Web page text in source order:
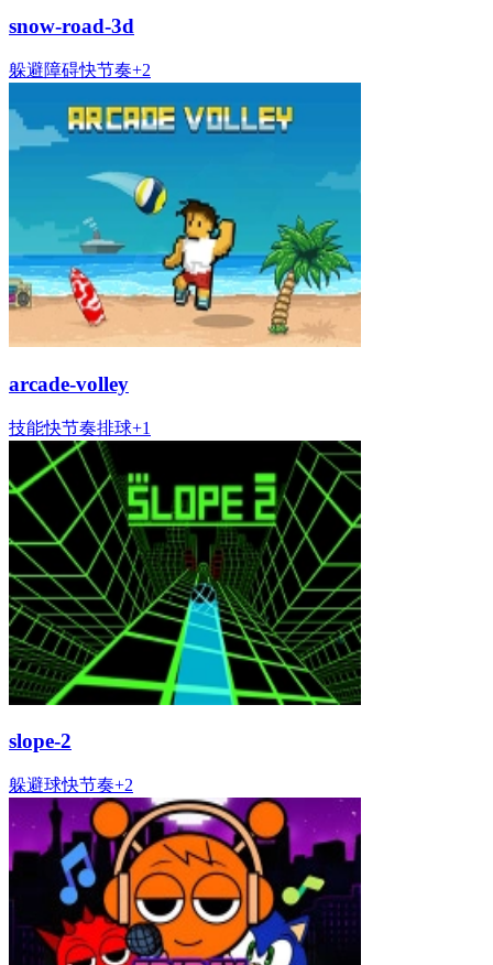
snow-road-3d
躲避障碍快节奏+2
arcade-volley
技能快节奏排球+1
slope-2
躲避球快节奏+2